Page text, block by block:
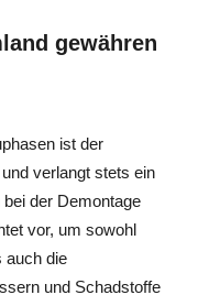
gewähren
ist der
verlangt stets ein
der Demontage
vor, um sowohl
auch die
und Schadstoffe